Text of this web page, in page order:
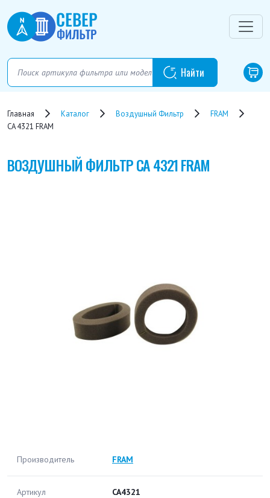
Главная Каталог Воздушный Фильтр
FRAM
CA 4321 FRAM
ВОЗДУШНЫЙ ФИЛЬТРCA 4321 FRAM
Производитель FRAM
Артикул CA4321